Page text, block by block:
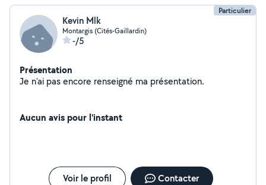
Particulier
Kevin Mlk
Montargis (Cités-Gaillardin)
-/5
Présentation
Je n'ai pas encore renseigné ma présentation.
Aucun avis pour l'instant
Voir le profil Contacter